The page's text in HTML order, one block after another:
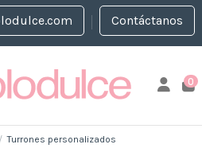
Contáctanos
0
Turrones personalizados